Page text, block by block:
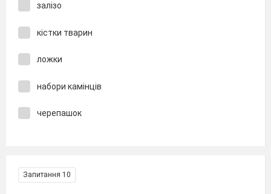
залізо
кістки тварин
ложки
набори камінців
черепашок
Запитання 10